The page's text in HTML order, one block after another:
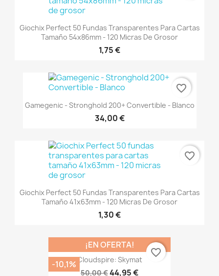
Giochix Perfect 50 Fundas Transparentes Para Cartas
Tamaño 54x86mm - 120 Micras De Grosor
1,75 €
Gamegenic - Stronghold 200+ Convertible - Blanco
34,00 €
favorite_border
Giochix Perfect 50 Fundas Transparentes Para Cartas
Tamaño 41x63mm - 120 Micras De Grosor
1,30 €
favorite_border
Cloudspire: Skymat
50,00 €44,95 €
¡EN OFERTA!
-10,1%
favorite_border